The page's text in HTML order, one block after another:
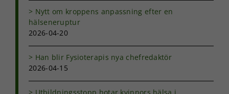
Nytt om kroppens anpassning efter en
hälseneruptur
2026-04-20
Han blir Fysioterapis nya chefredaktör
2026-04-15
Utbildningsstopp hotar kvinnors hälsa i